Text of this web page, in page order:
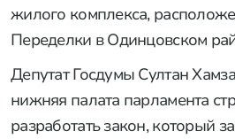
жилого комплекса,
Переделки в Одинцовском
Депутат Госдумы Султан
нижняя палата парламента
разработать закон, который